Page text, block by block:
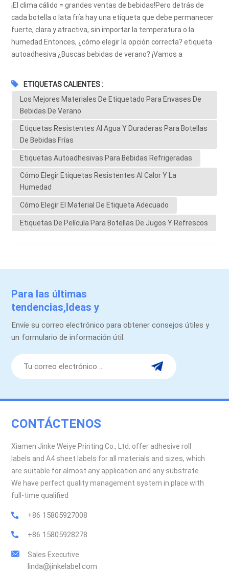
¡El clima cálido = grandes ventas de bebidas!Pero detrás de
cada botella o lata fría hay una etiqueta que debe permanecer
fuerte, clara y atractiva, sin importar la temperatura o la
humedad.Entonces, ¿cómo elegir la opción correcta? etiqueta
autoadhesiva ¿Buscas bebidas de verano? ¡Vamos a
las bebidas frías suelen decir:1.Condensación2. Humedad3.
Almacenamiento en frío4.Manipulación frecuenteLos
materiales baratos o inadecuados pueden provocar:🚫 Arrugas
🚫 Peeling🚫 DifuminarEstampado descoloridoMateriales
recomendados:✅ 1. BOPP (Película de polipropileno)
blancaResistente al agua, al aceite y al desgarro.Mantiene los
colores vibrantes incluso en condiciones de frío.Ideal para
jugos, refrescos y agua con gas.✅ 2. BOPP transparenteUn
look elegante y sin etiquetaFuerte adherencia incluso en
superficies mojadas.Ideal para diseños premium o
minimalistas.✅ 3. PET de plataEfecto metálico + alta
durabilidadPerfecto para bebidas energéticas o bebidas
funcionales con una marca llamativa.BOPP blancoBOPP
reutilizables (uso limitado)Acabados especialesMejore el
impacto en el estante con:Laminación brillante o
mateEstampado en caliente (oro/plata)Acabados
texturizados o táctilesRecubrimientos antirayaduras para la
= gran atractivo en el estante + rendimientoEn verano, no solo
importa el sabor de la bebida, sino también su aspecto y su
para tu línea de bebidas?Estamos aquí para ayudar con
ETIQUETAS CALIENTES :
Los Mejores Materiales De Etiquetado Para Envases De
Bebidas De Verano
Etiquetas Resistentes Al Agua Y Duraderas Para Botellas
De Bebidas Frías
Etiquetas Autoadhesivas Para Bebidas Refrigeradas
Cómo Elegir Etiquetas Resistentes Al Calor Y La
Humedad
Cómo Elegir El Material De Etiqueta Adecuado
Etiquetas De Película Para Botellas De Jugos Y Refrescos
Para las últimas
tendencias,Ideas y
promociones.
Envíe su correo electrónico para obtener consejos útiles y
un formulario de información útil.
CONTÁCTENOS
Xiamen Jinke Weiye Printing Co., Ltd. offer adhesive roll
labels and A4 sheet labels for all materials and sizes, which
are suitable for almost any application and any substrate.
We have perfect quality management system in place with
full-time qualified
+86 15805927008
+86 15805928278
Sales Executive
linda@jinkelabel.com